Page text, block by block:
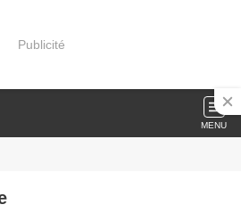
Publicité
MENU